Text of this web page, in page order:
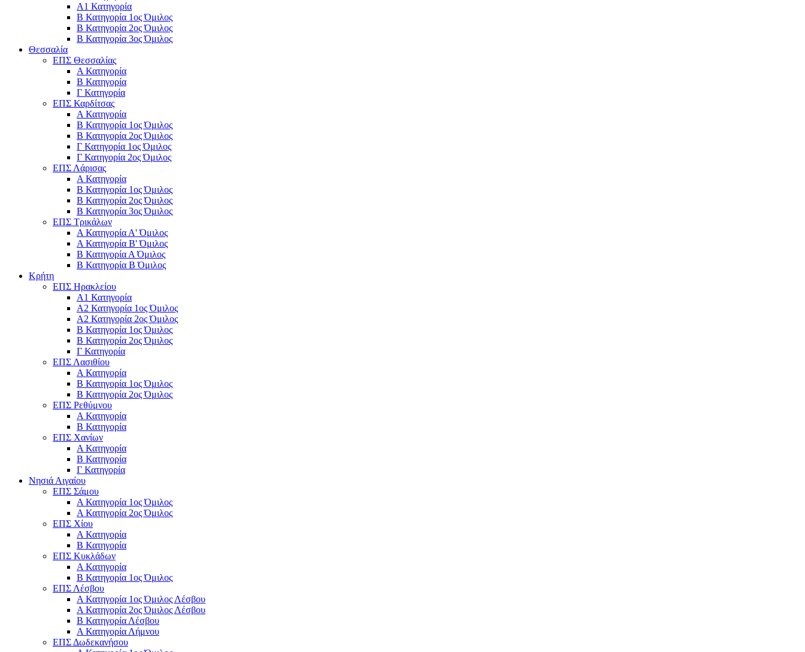
Α1 Κατηγορία
Β Κατηγορία 1ος Όμιλος
Β Κατηγορία 2ος Όμιλος
Β Κατηγορία 3ος Όμιλος
Θεσσαλία
ΕΠΣ Θεσσαλίας
Α Κατηγορία
Β Κατηγορία
Γ Κατηγορία
ΕΠΣ Καρδίτσας
Α Κατηγορία
Β Κατηγορία 1ος Όμιλος
Β Κατηγορία 2ος Όμιλος
Γ Κατηγορία 1ος Όμιλος
Γ Κατηγορία 2ος Όμιλος
ΕΠΣ Λάρισας
Α Κατηγορία
Β Κατηγορία 1ος Όμιλος
Β Κατηγορία 2ος Όμιλος
Β Κατηγορία 3ος Όμιλος
ΕΠΣ Τρικάλων
Α Κατηγορία Α' Όμιλος
Α Κατηγορία Β' Όμιλος
Β Κατηγορία Α Όμιλος
Β Κατηγορία Β Όμιλος
Κρήτη
ΕΠΣ Ηρακλείου
Α1 Κατηγορία
Α2 Κατηγορία 1ος Όμιλος
Α2 Κατηγορία 2ος Όμιλος
Β Κατηγορία 1ος Όμιλος
Β Κατηγορία 2ος Όμιλος
Γ Κατηγορία
ΕΠΣ Λασιθίου
Α Κατηγορία
Β Κατηγορία 1ος Όμιλος
Β Κατηγορία 2ος Όμιλος
ΕΠΣ Ρεθύμνου
Α Κατηγορία
Β Κατηγορία
ΕΠΣ Χανίων
Α Κατηγορία
Β Κατηγορία
Γ Κατηγορία
Νησιά Αιγαίου
ΕΠΣ Σάμου
Α Κατηγορία 1ος Όμιλος
Α Κατηγορία 2ος Όμιλος
ΕΠΣ Χίου
Α Κατηγορία
Β Κατηγορία
ΕΠΣ Κυκλάδων
Α Κατηγορία
Β Κατηγορία 1ος Όμιλος
ΕΠΣ Λέσβου
Α Κατηγορία 1ος Όμιλος Λέσβου
Α Κατηγορία 2ος Όμιλος Λέσβου
B Κατηγορία Λέσβου
Α Κατηγορία Λήμνου
ΕΠΣ Δωδεκανήσου